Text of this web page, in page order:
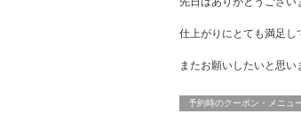
仕上がりにとても満足し
またお願いしたいと思い
予約時のクーポン・メニュ